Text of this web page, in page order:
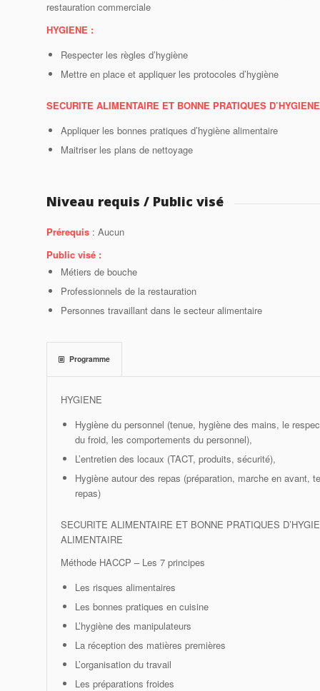
restauration commerciale
HYGIENE :
Respecter les règles d’hygiène
Mettre en place et appliquer les protocoles d’hygiène
SECURITE ALIMENTAIRE ET BONNE PRATIQUES
Appliquer les bonnes pratiques d’hygiène alimentaire
Maitriser les plans de nettoyage
Niveau requis / Public visé
Prérequis : Aucun
Public visé :
Métiers de bouche
Professionnels de la restauration
Personnes travaillant dans le secteur alimentaire
Programme
HYGIENE
Hygiène du personnel (tenue, hygiène des mains, le
du froid, les comportements du personnel),
L’entretien des locaux (TACT, produits, sécurité),
Hygiène autour des repas (préparation, marche en avant,
repas)
SECURITE ALIMENTAIRE ET BONNE PRATIQUES
ALIMENTAIRE
Méthode HACCP – Les 7 principes
Les risques alimentaires
Les bonnes pratiques en cuisine
L’hygiène des manipulateurs
La réception des matières premières
L’organisation du travail
Les préparations froides